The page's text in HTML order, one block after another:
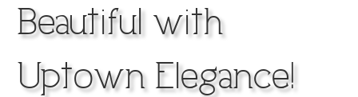
Beautiful with
Uptown Elegance!